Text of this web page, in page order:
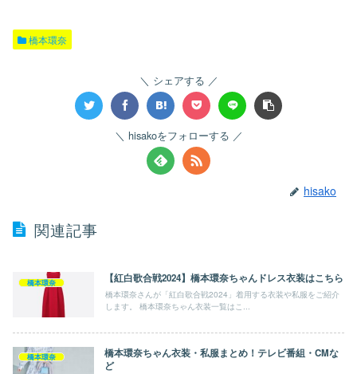
橋本環奈
シェアする
hisakoをフォローする
hisako
関連記事
橋本環奈 【紅白歌合戦2024】橋本環奈ちゃんドレス衣装はこちら
橋本環奈さんが「紅白歌合戦2024」着用する衣装や私服をご紹介
します。 橋本環奈ちゃん衣装一覧はこ...
橋本環奈
橋本環奈ちゃん衣装・私服まとめ！テレビ番組・CMな
ど